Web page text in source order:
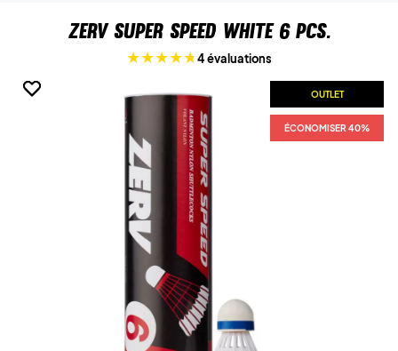
ZERV Super Speed White 6 pcs.
4 évaluations
OUTLET
ÉCONOMISER 40%
OUTLET
ÉCONOMISER 40%